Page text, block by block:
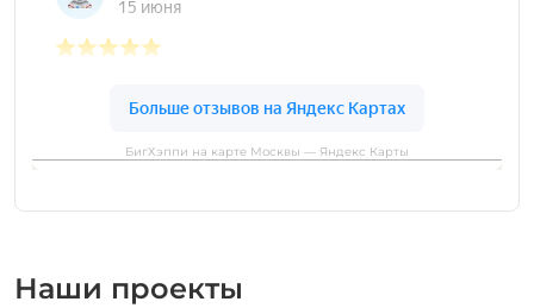
БигХэппи на карте Москвы — Яндекс Карты
Наши проекты